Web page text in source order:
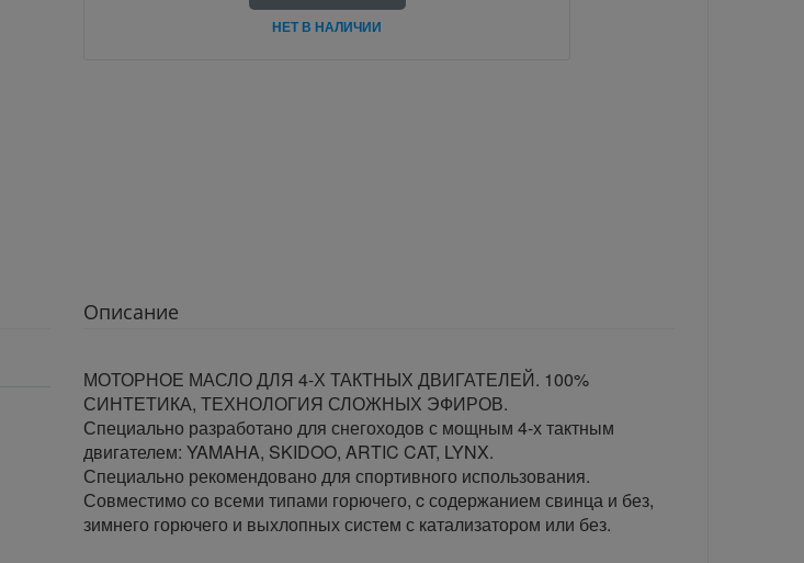
НЕТ В НАЛИЧИИ
Описание
МОТОРНОЕ МАСЛО ДЛЯ 4-Х ТАКТНЫХ ДВИГАТЕЛЕЙ. 100%
СИНТЕТИКА, ТЕХНОЛОГИЯ СЛОЖНЫХ ЭФИРОВ.
Специально разработано для снегоходов с мощным 4-х тактным
двигателем: YAMAHA, SKIDOO, ARTIC CAT, LYNX.
Специально рекомендовано для спортивного использования.
Совместимо со всеми типами горючего, c содержанием свинца и без,
зимнего горючего и выхлопных систем с катализатором или без.